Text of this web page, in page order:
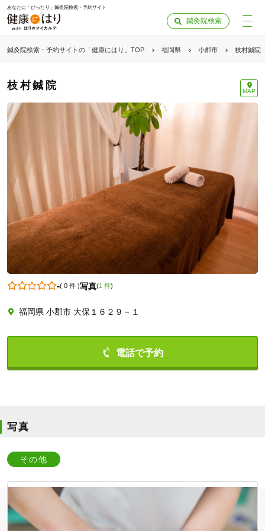
あなたに「ぴったり」鍼灸院検索・予約サイト
鍼灸院検索
鍼灸院検索・予約サイトの「健康にはり」TOP 福岡県 小郡市 枝村鍼院
枝村鍼院 MAP
-( 0 件)写真(1 件)
福岡県 小郡市 大保１６２９－１
写真
その他
「健康にはりを見た」
0942733969